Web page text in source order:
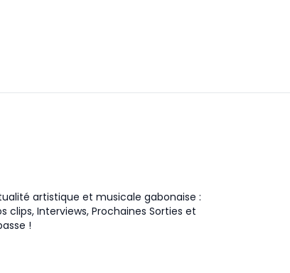
artistique et musicale gabonaise :
clips, Interviews, Prochaines Sorties et
!